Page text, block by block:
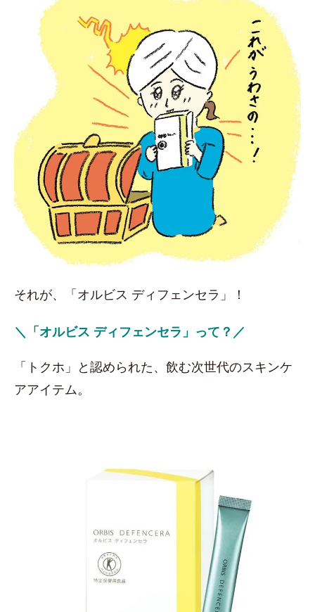
それが、「オルビス ディフェンセラ」！
＼「オルビス ディフェンセラ」って？／
「トクホ」と認められた、飲む次世代のスキンケ
アアイテム。